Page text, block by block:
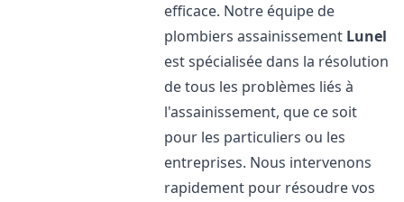
efficace. Notre équipe de
plombiers assainissement Lunel
est spécialisée dans la résolution
de tous les problèmes liés à
l'assainissement, que ce soit
pour les particuliers ou les
entreprises. Nous intervenons
rapidement pour résoudre vos